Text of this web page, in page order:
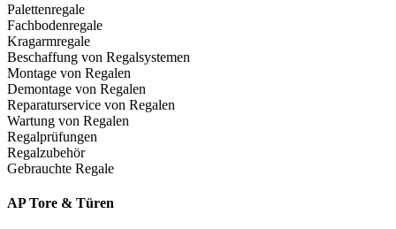
Palettenregale
Fachbodenregale
Kragarmregale
Beschaffung von Regalsystemen
Montage von Regalen
Demontage von Regalen
Reparaturservice von Regalen
Wartung von Regalen
Regalprüfungen
Regalzubehör
Gebrauchte Regale
AP Tore & Türen